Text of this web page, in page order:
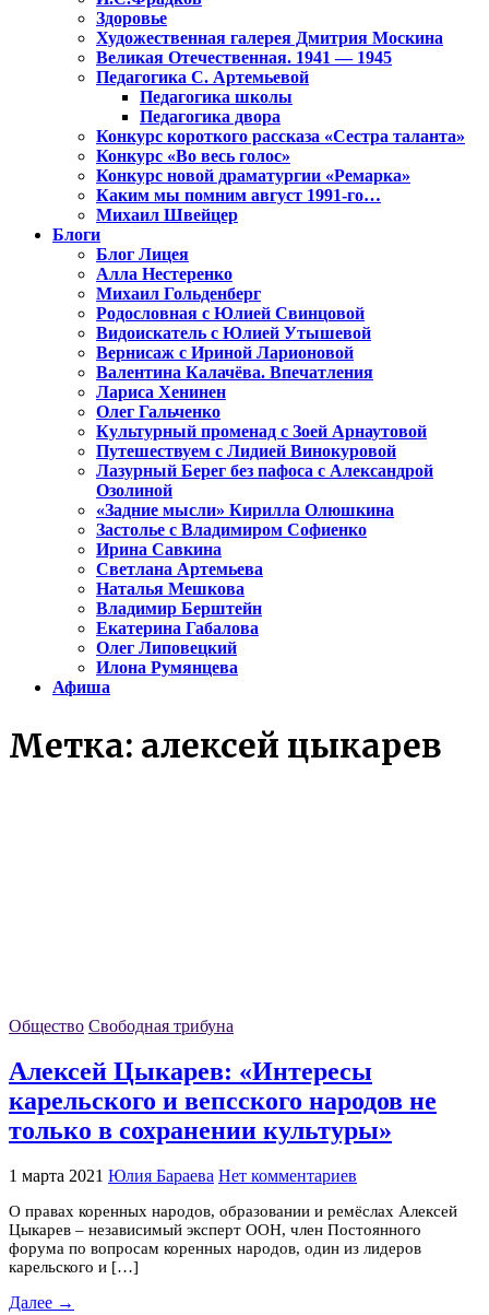
Здоровье
Художественная галерея Дмитрия Москина
Великая Отечественная. 1941 — 1945
Педагогика С. Артемьевой
Педагогика школы
Педагогика двора
Конкурс короткого рассказа «Сестра таланта»
Конкурс «Во весь голос»
Конкурс новой драматургии «Ремарка»
Каким мы помним август 1991-го…
Михаил Швейцер
Блоги
Блог Лицея
Алла Нестеренко
Михаил Гольденберг
Родословная с Юлией Свинцовой
Видоискатель с Юлией Утышевой
Вернисаж с Ириной Ларионовой
Валентина Калачёва. Впечатления
Лариса Хенинен
Олег Гальченко
Культурный променад с Зоей Арнаутовой
Путешествуем с Лидией Винокуровой
Лазурный Берег без пафоса с Александрой
Озолиной
«Задние мысли» Кирилла Олюшкина
Застолье с Владимиром Софиенко
Ирина Савкина
Светлана Артемьева
Наталья Мешкова
Владимир Берштейн
Екатерина Габалова
Олег Липовецкий
Илона Румянцева
Афиша
Метка: алексей цыкарев
Общество Свободная трибуна
Алексей Цыкарев: «Интересы
карельского и вепсского народов не
только в сохранении культуры»
1 марта 2021 Юлия Бараева Нет комментариев
О правах коренных народов, образовании и ремёслах Алексей
Цыкарев – независимый эксперт ООН, член Постоянного
форума по вопросам коренных народов, один из лидеров
карельского и […]
Далее →